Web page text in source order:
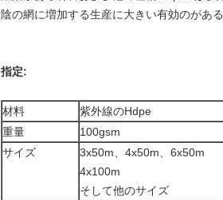
陰の網に増加する生産に大きい有効のがある
指定:
材料 紫外線のHdpe
重量
100gsm
サイズ
3x50m、4x50m、6x50m
4x100m
そして他のサイズ